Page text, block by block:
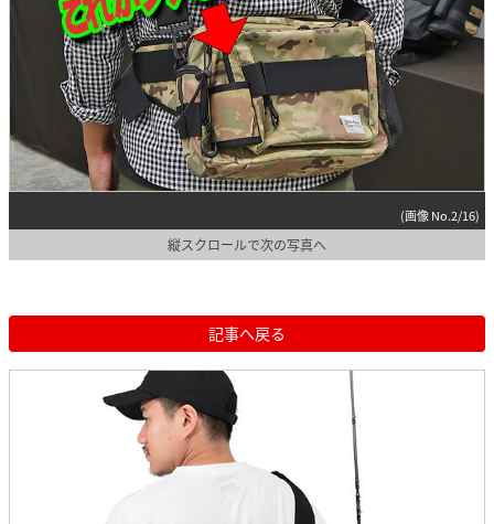
(画像 No.2/16)
縦スクロールで次の写真へ
記事へ戻る